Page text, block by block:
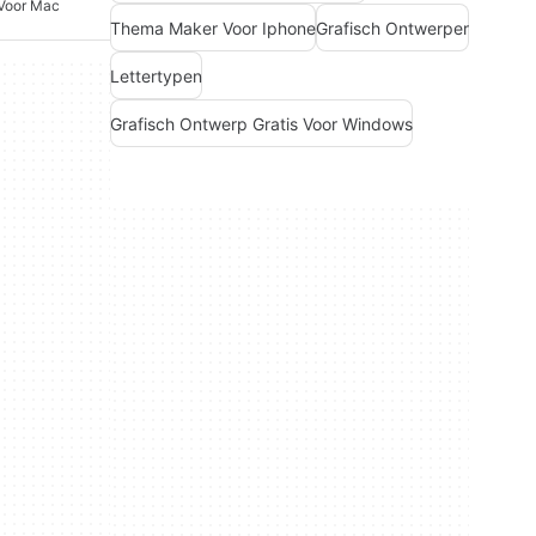
Mac
Thema Maker Voor IphoneGrafisch Ontwerper
Lettertypen
Grafisch Ontwerp Gratis Voor Windows